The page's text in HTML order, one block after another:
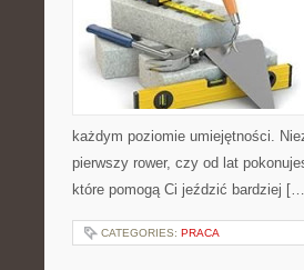
każdym poziomie umiejętności.
pierwszy rower, czy od lat
które pomogą Ci jeździć bardziej
CATEGORIES: PRACA